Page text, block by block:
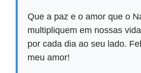
Que a paz e o amor que o
multipliquem em nossas
por cada dia ao seu lado.
meu amor!